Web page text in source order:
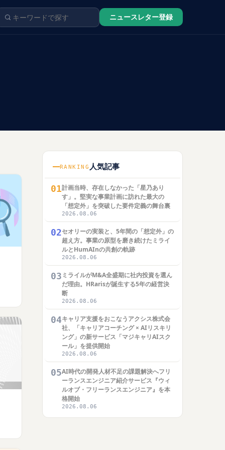
ニュースレター登録
RANKING 人気記事
01計画当時、存在しなかった「星乃あり
す」。堅実な事業計画に訪れた最大の
「想定外」を突破した要件定義の舞台裏
2026.08.06
02セオリーの実装と、5年間の「想定外」の
超え方。事業の原型を磨き続けたミライ
ルとHumAInの共創の軌跡
2026.08.06
03 ミライルがM&A全盛期に社内投資を選ん
だ理由。HRarisが誕生する5年の経営決
断
2026.08.06
04キャリア支援をおこなうアクシス株式会
社、「キャリアコーチング × AIリスキリ
ング」の新サービス「マジキャリAIスク
ール」を提供開始
2026.08.06
05AI時代の開発人材不足の課題解決へフリ
ーランスエンジニア紹介サービス『ウィ
ルオブ・フリーランスエンジニア』を本
格開始
2026.08.06